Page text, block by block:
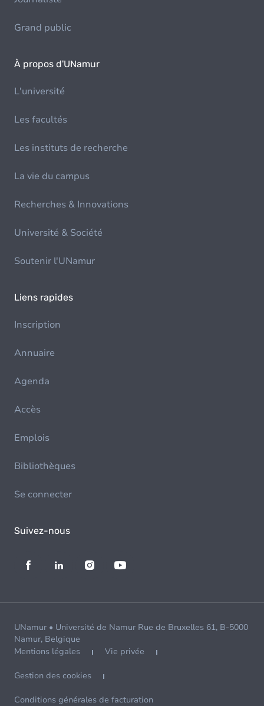
Grand public
À propos d'UNamur
L'université
Les facultés
Les instituts de recherche
La vie du campus
Recherches & Innovations
Université & Société
Soutenir l'UNamur
Liens rapides
Inscription
Annuaire
Agenda
Accès
Emplois
Bibliothèques
Se connecter
Suivez-nous
UNamur • Université de Namur Rue de Bruxelles 61, B-5000
Namur, Belgique
Mentions légales
Vie privée
Gestion des cookies
Conditions générales de facturation